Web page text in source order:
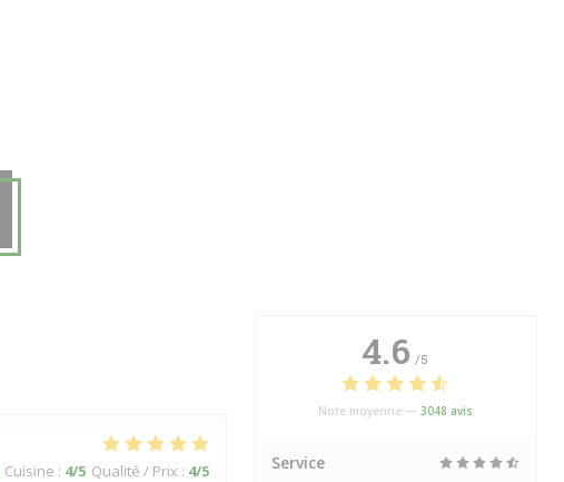
Cuisine : 4/5 Qualité / Prix : 4/5
4.6 /5
Note moyenne — 3048 avis
Service